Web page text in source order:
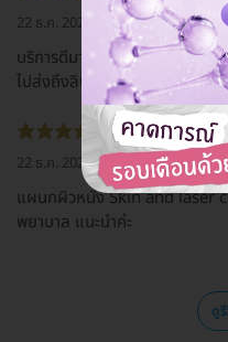
22 ธ.ค. 2022
บริการดีมาก มีคนเดินพาไปทุก
ไปส่งถึงลิฟท์
22 ธ.ค. 2022
แผนกผิวหนัง Skin and laser
พยาบาล แนะนำค่ะ
ดู